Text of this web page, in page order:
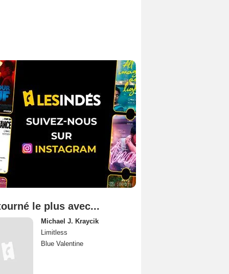
le plus avec...
Michael J. Kraycik
Limitless
Blue Valentine